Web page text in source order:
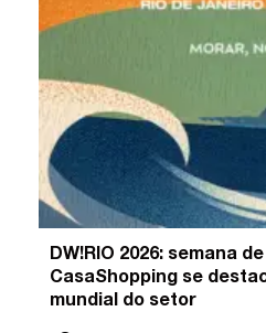
DW!RIO 2026: semana
CasaShopping se
mundial do setor